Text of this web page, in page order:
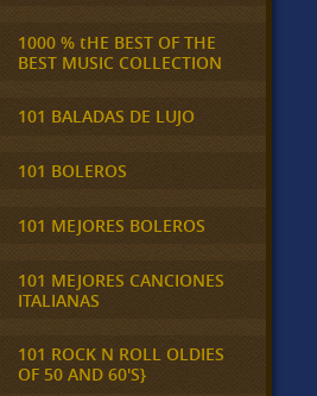
1000 % tHE BEST OF THE
BEST MUSIC COLLECTION
101 BALADAS DE LUJO
101 BOLEROS
101 MEJORES BOLEROS
101 MEJORES CANCIONES
ITALIANAS
101 ROCK N ROLL OLDIES
OF 50 AND 60'S}